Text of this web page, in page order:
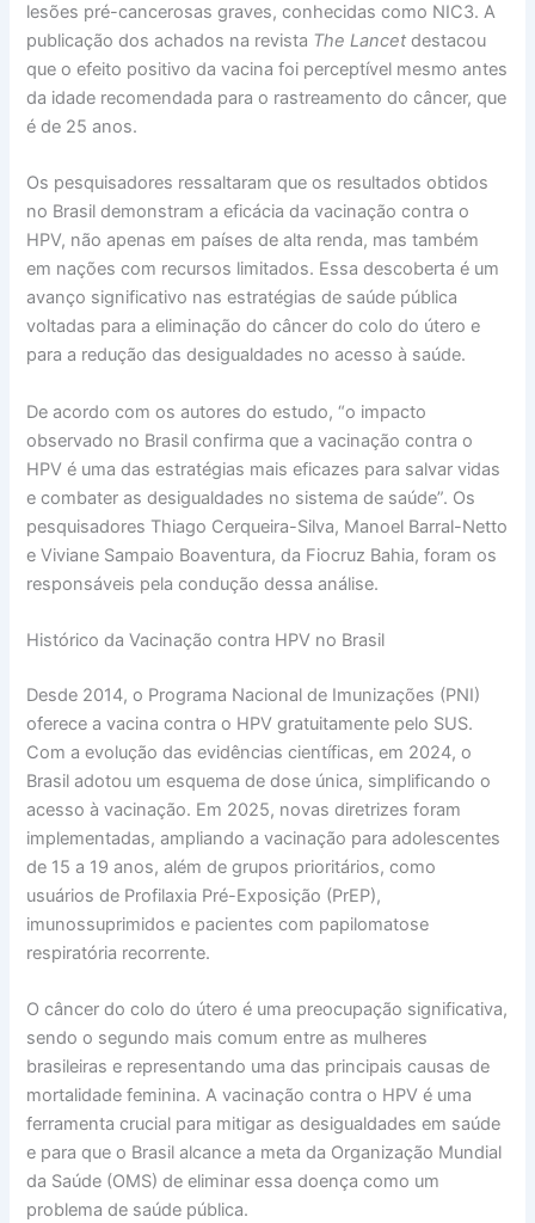
lesões pré-cancerosas graves, conhecidas como NIC3. A
publicação dos achados na revista The Lancet destacou
que o efeito positivo da vacina foi perceptível mesmo antes
da idade recomendada para o rastreamento do câncer, que
é de 25 anos.
Os pesquisadores ressaltaram que os resultados obtidos
no Brasil demonstram a eficácia da vacinação contra o
HPV, não apenas em países de alta renda, mas também
em nações com recursos limitados. Essa descoberta é um
avanço significativo nas estratégias de saúde pública
voltadas para a eliminação do câncer do colo do útero e
para a redução das desigualdades no acesso à saúde.
De acordo com os autores do estudo, “o impacto
observado no Brasil confirma que a vacinação contra o
HPV é uma das estratégias mais eficazes para salvar vidas
e combater as desigualdades no sistema de saúde”. Os
pesquisadores Thiago Cerqueira-Silva, Manoel Barral-Netto
e Viviane Sampaio Boaventura, da Fiocruz Bahia, foram os
responsáveis pela condução dessa análise.
Histórico da Vacinação contra HPV no Brasil
Desde 2014, o Programa Nacional de Imunizações (PNI)
oferece a vacina contra o HPV gratuitamente pelo SUS.
Com a evolução das evidências científicas, em 2024, o
Brasil adotou um esquema de dose única, simplificando o
acesso à vacinação. Em 2025, novas diretrizes foram
implementadas, ampliando a vacinação para adolescentes
de 15 a 19 anos, além de grupos prioritários, como
usuários de Profilaxia Pré-Exposição (PrEP),
imunossuprimidos e pacientes com papilomatose
respiratória recorrente.
O câncer do colo do útero é uma preocupação significativa,
sendo o segundo mais comum entre as mulheres
brasileiras e representando uma das principais causas de
mortalidade feminina. A vacinação contra o HPV é uma
ferramenta crucial para mitigar as desigualdades em saúde
e para que o Brasil alcance a meta da Organização Mundial
da Saúde (OMS) de eliminar essa doença como um
problema de saúde pública.